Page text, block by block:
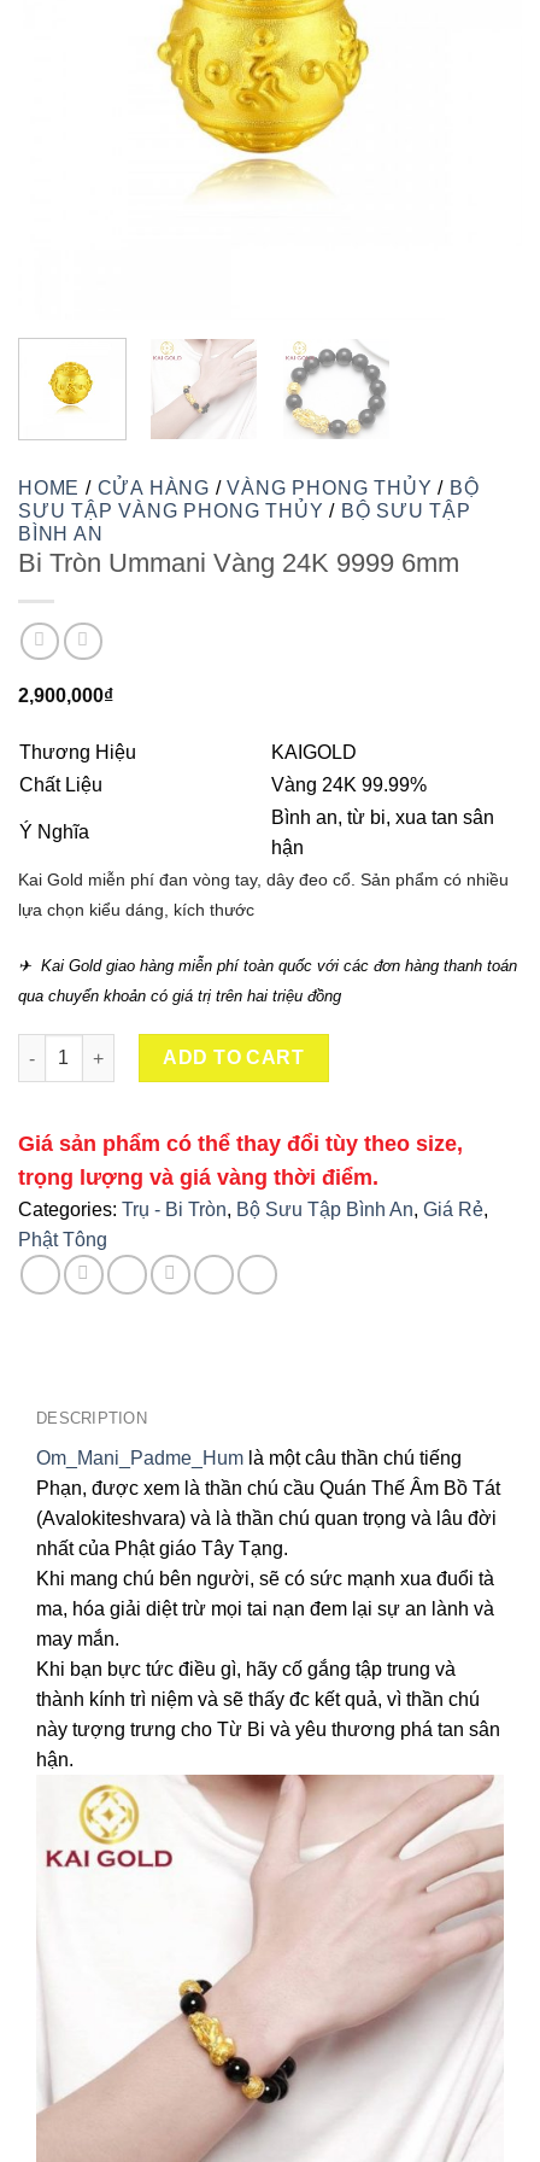
HOME / CỬA HÀNG / VÀNG PHONG THỦY / BỘ
SƯU TẬP VÀNG PHONG THỦY / BỘ SƯU TẬP
BÌNH AN
Bi Tròn Ummani Vàng 24K 9999 6mm
2,900,000₫
Thương Hiệu
KAIGOLD
Chất Liệu
Vàng 24K 99.99%
Ý Nghĩa
Bình an, từ bi, xua tan sân
hận
Kai Gold miễn phí đan vòng tay, dây đeo cổ. Sản phẩm có nhiều
lựa chọn kiểu dáng, kích thước
✈ Kai Gold giao hàng miễn phí toàn quốc với các đơn hàng thanh toán
qua chuyển khoản có giá trị trên hai triệu đồng
Bi Tròn Ummani Vàng 24K 9999 6mm quantity
ADD TO CART
Giá sản phẩm có thể thay đổi tùy theo size,
trọng lượng và giá vàng thời điểm.
Categories: Trụ - Bi Tròn, Bộ Sưu Tập Bình An, Giá Rẻ,
Phật Tông
DESCRIPTION
Om_Mani_Padme_Hum là một câu thần chú tiếng
Phạn, được xem là thần chú cầu Quán Thế Âm Bồ Tát
(Avalokiteshvara) và là thần chú quan trọng và lâu đời
nhất của Phật giáo Tây Tạng.
Khi mang chú bên người, sẽ có sức mạnh xua đuổi tà
ma, hóa giải diệt trừ mọi tai nạn đem lại sự an lành và
may mắn.
Khi bạn bực tức điều gì, hãy cố gắng tập trung và
thành kính trì niệm và sẽ thấy đc kết quả, vì thần chú
này tượng trưng cho Từ Bi và yêu thương phá tan sân
hận.